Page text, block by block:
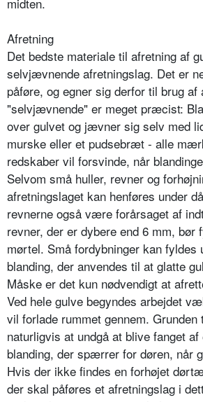
Afretning
Det bedste materiale til afretning af
selvjævnende afretningslag. Det er
påføre, og egner sig derfor til brug
"selvjævnende" er meget præcist:
over gulvet og jævner sig selv med
murske eller et pudsebræt - alle
redskaber vil forsvinde, når
Selvom små huller, revner og
afretningslaget kan henføres under
revnerne også være forårsaget af
revner, der er dybere end 6 mm, bør
mørtel. Små fordybninger kan fyldes
blanding, der anvendes til at glatte
Måske er det kun nødvendigt at
Ved hele gulve begyndes arbejdet
vil forlade rummet gennem. Grunden
naturligvis at undgå at blive fanget
blanding, der spærrer for døren, når
Hvis der ikke findes en forhøjet
der skal påføres et afretningslag i